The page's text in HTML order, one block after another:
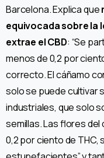
Barcelona. Explica que
equivocada sobre la
extrae el CBD: “Se
menos de 0,2 por
correcto. El cáñamo
solo se puede cultivar
industriales, que solo
semillas. Las flores
0,2 por ciento de